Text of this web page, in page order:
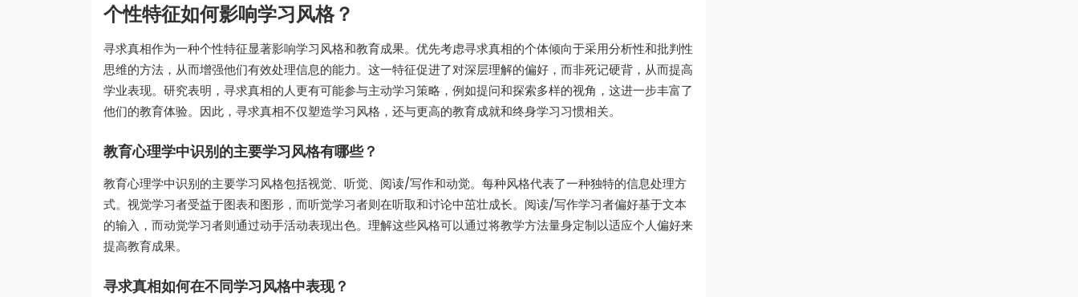
个性特征如何影响学习风格？
寻求真相作为一种个性特征显著影响学习风格和教育成果。优先考虑寻求真相的个体倾向于采用分析性和批判性
思维的方法，从而增强他们有效处理信息的能力。这一特征促进了对深层理解的偏好，而非死记硬背，从而提高
学业表现。研究表明，寻求真相的人更有可能参与主动学习策略，例如提问和探索多样的视角，这进一步丰富了
他们的教育体验。因此，寻求真相不仅塑造学习风格，还与更高的教育成就和终身学习习惯相关。
教育心理学中识别的主要学习风格有哪些？
教育心理学中识别的主要学习风格包括视觉、听觉、阅读/写作和动觉。每种风格代表了一种独特的信息处理方
式。视觉学习者受益于图表和图形，而听觉学习者则在听取和讨论中茁壮成长。阅读/写作学习者偏好基于文本
的输入，而动觉学习者则通过动手活动表现出色。理解这些风格可以通过将教学方法量身定制以适应个人偏好来
提高教育成果。
寻求真相如何在不同学习风格中表现？